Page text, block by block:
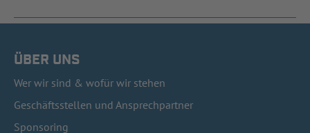
ÜBER UNS
Wer wir sind & wofür wir stehen
Geschäftsstellen und Ansprechpartner
Sponsoring